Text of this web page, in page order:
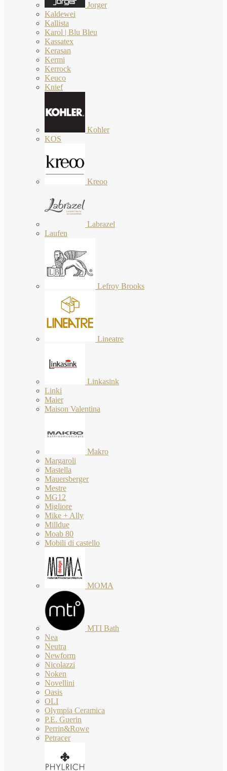
Jorger
Kaldewei
Kallista
Karol | Blu Bleu
Kassatex
Kerasan
Kermi
Kerrock
Keuco
Knief
Kohler
KOS
Kreoo
Labrazel
Laufen
Lefroy Brooks
Lineatre
Linkasink
Linki
Maier
Maison Valentina
Makro
Margaroli
Mastella
Mauersberger
Mestre
MG12
Migliore
Mike + Ally
Milldue
Moab 80
Mobili di castello
MOMA
MTI Bath
Nea
Neutra
Newform
Nicolazzi
Noken
Novellini
Oasis
OLI
Olympia Ceramica
P.E. Guerin
Perrin&Rowe
Petracer